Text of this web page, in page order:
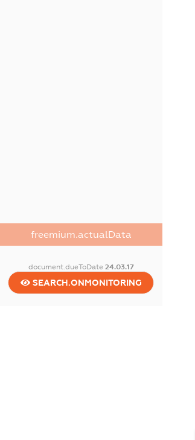
freemium.actualData
document.dueToDate 24.03.17
SEARCH.ONMONITORING